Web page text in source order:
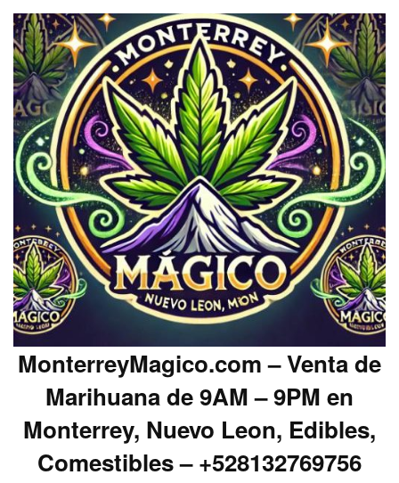
MonterreyMagico.com – Venta de
Marihuana de 9AM – 9PM en
Monterrey, Nuevo Leon, Edibles,
Comestibles – +528132769756